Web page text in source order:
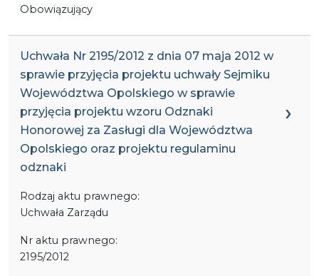
Obowiązujący
Uchwała Nr 2195/2012 z dnia 07 maja 2012 w
sprawie przyjęcia projektu uchwały Sejmiku
Województwa Opolskiego w sprawie
przyjęcia projektu wzoru Odznaki
Honorowej za Zasługi dla Województwa
Opolskiego oraz projektu regulaminu
odznaki
Rodzaj aktu prawnego:
Uchwała Zarządu
Nr aktu prawnego:
2195/2012